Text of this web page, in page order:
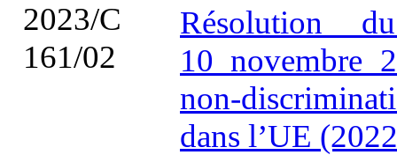
2023/C
161/02
Résolution
10 novembre
non-
dans l’UE